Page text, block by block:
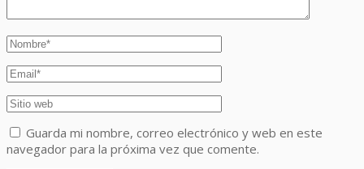
Guarda mi nombre, correo electrónico y web en este
navegador para la próxima vez que comente.